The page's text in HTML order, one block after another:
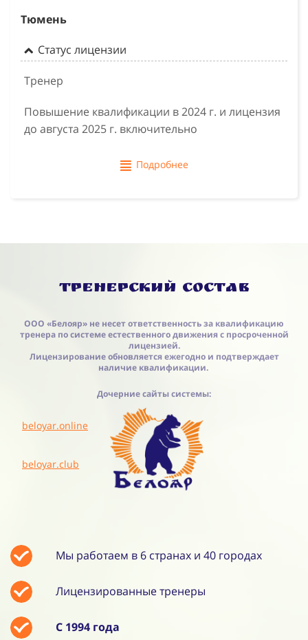
Тюмень
Статус лицензии
Тренер
Повышение квалификации в 2024 г. и лицензия
до августа 2025 г. включительно
Подробнее
Тренерский состав
ООО «Белояр» не несет ответственность за квалификацию
тренера по системе естественного движения с просроченной
лицензией.
Лицензирование обновляется ежегодно и подтверждает
наличие квалификации.
Дочерние сайты системы:
beloyar.online
beloyar.club
Мы работаем в 6 странах и 40 городах
Лицензированные тренеры
С 1994 года